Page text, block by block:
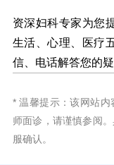
资深妇科专家为您
生活、心理、医疗
信、电话解答您的疑
* 温馨提示：该网站
师面诊，请谨慎参阅
服确认。